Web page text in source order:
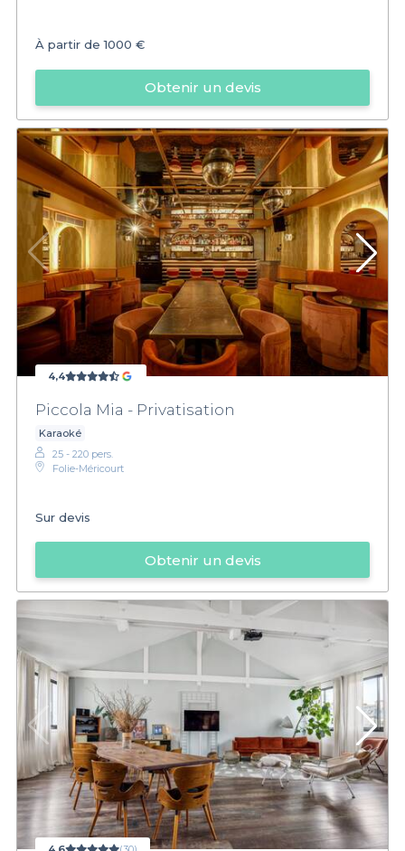
À partir de1000 €
Obtenir un devis
4,4
Piccola Mia - Privatisation
Karaoké
25 - 220 pers.
Folie-Méricourt
Sur devis
Obtenir un devis